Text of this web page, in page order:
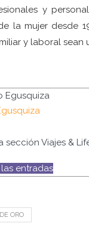
y
la mujer desde
y laboral sean
sección Viajes &
entradas
ORO